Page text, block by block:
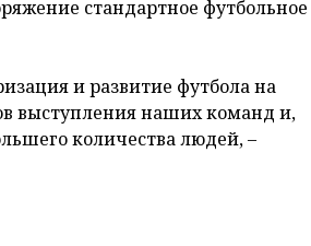
стандартное футбольное
и развитие футбола на
выступления наших команд и,
количества людей, –